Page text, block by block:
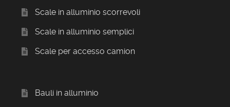
Scale in alluminio scorrevoli
Scale in alluminio semplici
Scale per accesso camion
Bauli in alluminio